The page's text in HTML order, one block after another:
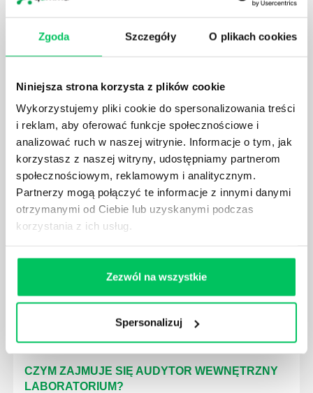
Zgoda Szczegóły O plikach cookies
Niniejsza strona korzysta z plików cookie
Wykorzystujemy pliki cookie do spersonalizowania treści
i reklam, aby oferować funkcje społecznościowe i
analizować ruch w naszej witrynie. Informacje o tym, jak
korzystasz z naszej witryny, udostępniamy partnerom
społecznościowym, reklamowym i analitycznym.
Partnerzy mogą połączyć te informacje z innymi danymi
otrzymanymi od Ciebie lub uzyskanymi podczas
korzystania z ich usług.
Zezwól na wszystkie
Spersonalizuj
polega? Kogo w zasadzie obowiązuje? Jak wygląda
odpowiemy pokrótce poniżej.
GDZIE MOŻEMY ZAPOZNAĆ SIĘ Z
WYMAGANIAMI NORM JAKOŚCI WYROBÓW
MEDYCZNYCH?
W związku z ogromnym rozwojem dzisiejszego
społeczeństwa wprowadzane jest coraz więcej reguł,
które mają za zadanie poprawić poszczególne
dziedziny gospodarki. Dzięki nim wszystkie firmy
wprowadzenie dąży do ujednolicenia jakości
produktów, które trafiają do klientów.
CZYM ZAJMUJE SIĘ AUDYTOR WEWNĘTRZNY
LABORATORIUM?